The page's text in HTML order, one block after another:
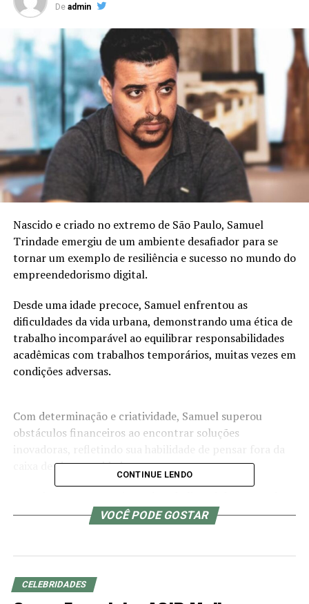
De admin
Nascido e criado no extremo de São Paulo, Samuel
Trindade emergiu de um ambiente desafiador para se
tornar um exemplo de resiliência e sucesso no mundo do
empreendedorismo digital.
Desde uma idade precoce, Samuel enfrentou as
dificuldades da vida urbana, demonstrando uma ética de
trabalho incomparável ao equilibrar responsabilidades
acadêmicas com trabalhos temporários, muitas vezes em
condições adversas.
Com determinação e criatividade, Samuel superou
obstáculos financeiros ao encontrar soluções
caixa desde tenra idade.
marcou um novo capítulo em sua jornada, desafiando-o
a se adaptar a um ambiente completamente diferente e
Graduado em Comunicação e com experiência em
empreendedorismo digital, Samuel encontrou sua
CONTINUE LENDO
VOCÊ PODE GOSTAR
CELEBRIDADES